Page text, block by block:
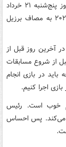
تیم ملی والیبال ایران از ساعت ۲:۳۰ دقیقه بامداد روز پنج‌شنبه ۲۱ خرداد
در نخستین دیدار خود در هفته اول لیگ ملت‌ها ۲۰۲۶ به مصاف برزیل
در آخرین روز قبل از
از شروع مسابقات
در بازی انجام
اجرا کنیم.
خوب است. رئیس
می‌کند. پس احساس